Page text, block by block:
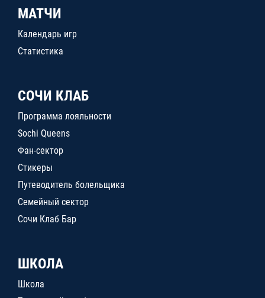
МАТЧИ
Календарь игр
Статистика
СОЧИ КЛАБ
Программа лояльности
Sochi Queens
Фан-сектор
Стикеры
Путеводитель болельщика
Семейный сектор
Сочи Клаб Бар
ШКОЛА
Школа